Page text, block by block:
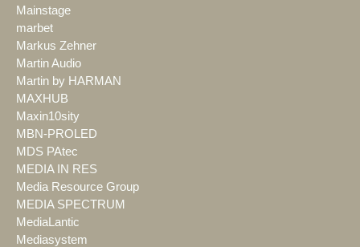
Mainstage
marbet
Markus Zehner
Martin Audio
Martin by HARMAN
MAXHUB
Maxin10sity
MBN-PROLED
MDS PAtec
MEDIA IN RES
Media Resource Group
MEDIA SPECTRUM
MediaLantic
Mediasystem